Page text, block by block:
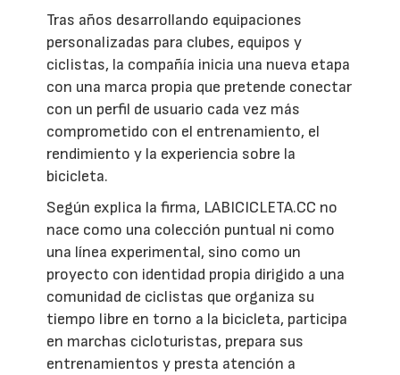
Tras años desarrollando equipaciones
personalizadas para clubes, equipos y
ciclistas, la compañía inicia una nueva etapa
con una marca propia que pretende conectar
con un perfil de usuario cada vez más
comprometido con el entrenamiento, el
rendimiento y la experiencia sobre la
bicicleta.
Según explica la firma, LABICICLETA.CC no
nace como una colección puntual ni como
una línea experimental, sino como un
proyecto con identidad propia dirigido a una
comunidad de ciclistas que organiza su
tiempo libre en torno a la bicicleta, participa
en marchas cicloturistas, prepara sus
entrenamientos y presta atención a